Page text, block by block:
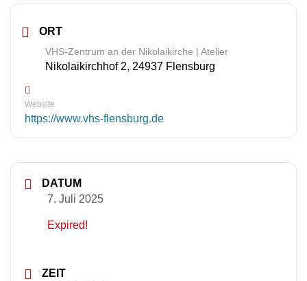
ORT
VHS-Zentrum an der Nikolaikirche | Atelier
Nikolaikirchhof 2, 24937 Flensburg
Website
https://www.vhs-flensburg.de
DATUM
7. Juli 2025
Expired!
ZEIT